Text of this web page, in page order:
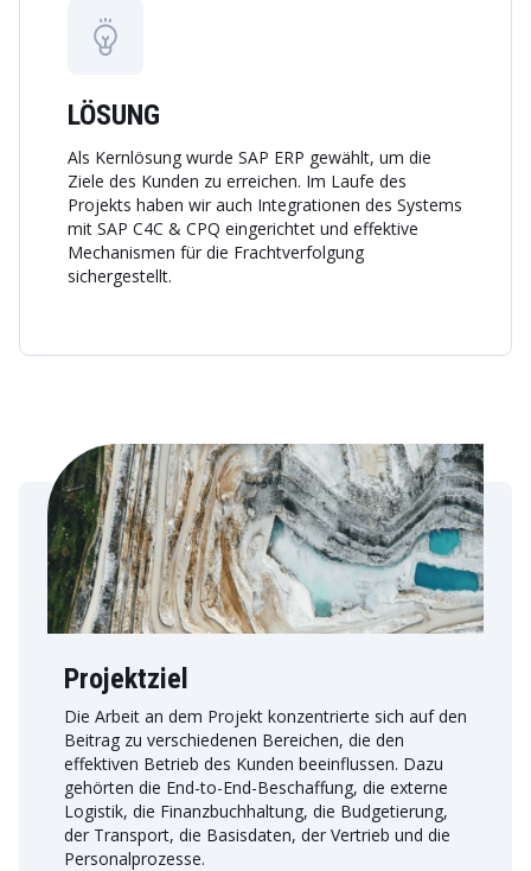
LÖSUNG
Als Kernlösung wurde SAP ERP gewählt, um die
Ziele des Kunden zu erreichen. Im Laufe des
Projekts haben wir auch Integrationen des Systems
mit SAP C4C & CPQ eingerichtet und effektive
Mechanismen für die Frachtverfolgung
sichergestellt.
Projektziel
Die Arbeit an dem Projekt konzentrierte sich auf den
Beitrag zu verschiedenen Bereichen, die den
effektiven Betrieb des Kunden beeinflussen. Dazu
gehörten die End-to-End-Beschaffung, die externe
Logistik, die Finanzbuchhaltung, die Budgetierung,
der Transport, die Basisdaten, der Vertrieb und die
Personalprozesse.